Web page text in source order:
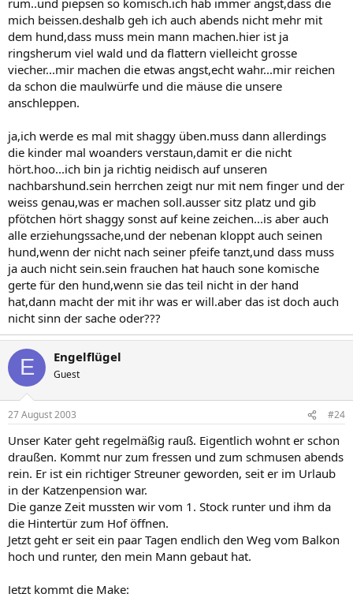
mich beissen.deshalb geh ich auch abends nicht mehr mit
dem hund,dass muss mein mann machen.hier ist ja
ringsherum viel wald und da flattern vielleicht grosse
viecher...mir machen die etwas angst,echt wahr...mir reichen
da schon die maulwürfe und die mäuse die unsere
anschleppen.
ja,ich werde es mal mit shaggy üben.muss dann allerdings
die kinder mal woanders verstaun,damit er die nicht
hört.hoo...ich bin ja richtig neidisch auf unseren
nachbarshund.sein herrchen zeigt nur mit nem finger und der
weiss genau,was er machen soll.ausser sitz platz und gib
pfötchen hört shaggy sonst auf keine zeichen...is aber auch
alle erziehungssache,und der nebenan kloppt auch seinen
hund,wenn der nicht nach seiner pfeife tanzt,und dass muss
ja auch nicht sein.sein frauchen hat hauch sone komische
gerte für den hund,wenn sie das teil nicht in der hand
hat,dann macht der mit ihr was er will.aber das ist doch auch
nicht sinn der sache oder???
E Engelflügel
Guest
27 August 2003 #24
Unser Kater geht regelmäßig rauß. Eigentlich wohnt er schon
draußen. Kommt nur zum fressen und zum schmusen abends
rein. Er ist ein richtiger Streuner geworden, seit er im Urlaub
in der Katzenpension war.
Die ganze Zeit mussten wir vom 1. Stock runter und ihm da
die Hintertür zum Hof öffnen.
Jetzt geht er seit ein paar Tagen endlich den Weg vom Balkon
hoch und runter, den mein Mann gebaut hat.
Jetzt kommt die Make: